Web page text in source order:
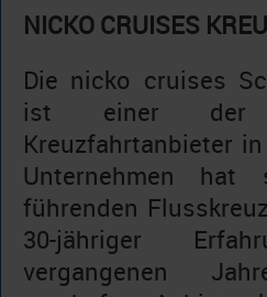
NICKO CRUISES
Die nicko cruises
ist einer der
Kreuzfahrtanbieter
Unternehmen
führenden
30-jähriger
vergangenen